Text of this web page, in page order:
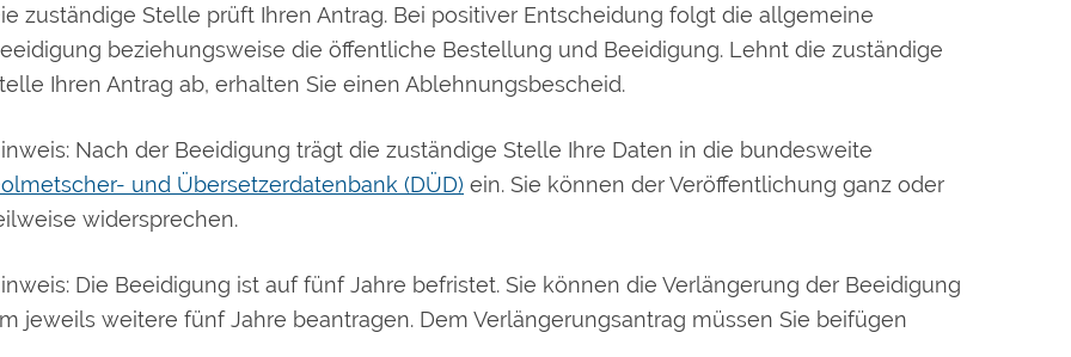
zuständige Stelle prüft Ihren Antrag. Bei positiver Entscheidung folgt die allgemeine
beziehungsweise die öffentliche Bestellung und Beeidigung. Lehnt die zuständige
Ihren Antrag ab, erhalten Sie einen Ablehnungsbescheid.
Nach der Beeidigung trägt die zuständige Stelle Ihre Daten in die bundesweite
und Übersetzerdatenbank (DÜD) ein. Sie können der Veröffentlichung ganz oder
widersprechen.
Die Beeidigung ist auf fünf Jahre befristet. Sie können die Verlängerung der Beeidigung
jeweils weitere fünf Jahre beantragen. Dem Verlängerungsantrag müssen Sie beifügen